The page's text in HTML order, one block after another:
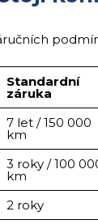
Standardní
záruka
7 let / 150 000
km
3 roky / 100
km
2 roky